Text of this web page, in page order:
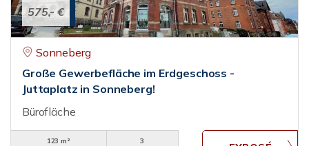
575,- €
Sonneberg
Große Gewerbefläche im Erdgeschoss -
Juttaplatz in Sonneberg!
Bürofläche
123 m²
3